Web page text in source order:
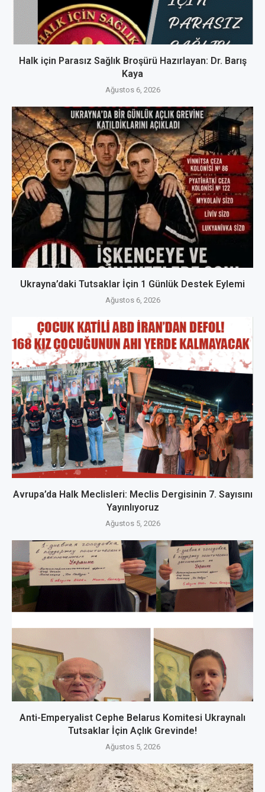
Halk için Parasız Sağlık Broşürü Hazırlayan: Dr. Barış
Kaya
Ağustos 6, 2026
Ukrayna’daki Tutsaklar İçin 1 Günlük Destek Eylemi
Ağustos 6, 2026
Avrupa’da Halk Meclisleri: Meclis Dergisinin 7. Sayısını
Yayınlıyoruz
Ağustos 5, 2026
Anti-Emperyalist Cephe Belarus Komitesi Ukraynalı
Tutsaklar İçin Açlık Grevinde!
Ağustos 5, 2026